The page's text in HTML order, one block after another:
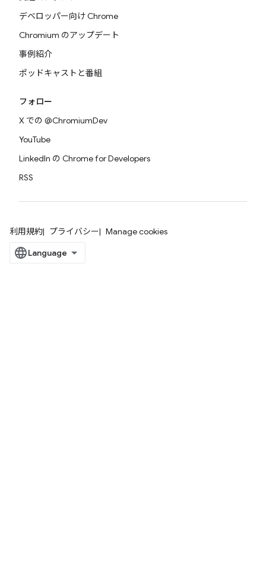
デベロッパー向け Chrome
Chromium のアップデート
事例紹介
ポッドキャストと番組
フォロー
X での @ChromiumDev
YouTube
LinkedIn の Chrome for Developers
RSS
利用規約 プライバシー Manage cookies